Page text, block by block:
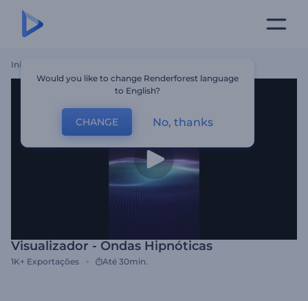
Início
Visualizador - Ondas Hipnóticas
1K+ Exportações Até 30min.
Would you like to change Renderforest language
to English?
CHANGE No, thanks